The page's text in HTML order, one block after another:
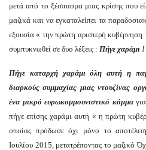
μετά από το ξέσπασμα μιας κρίσης που
μαζικά και να εγκαταλείπει τα
εξουσία « την πρώτη αριστερή κυβέρνηση
συμπυκνωθεί σε δυο λέξεις : Πήγε χαράμι !
Πήγε καταρχή χαράμι όλη αυτή η
διαρκούς συμμαχίας μιας ντουζίνας
ένα μικρό ευρωκομμουνιστικό κόμμα
πήγε επίσης χαράμι αυτή « η πρώτη
οποίας πρόδωσε όχι μόνο το
Ιουλίου 2015, μετατρέποντας το μαζικό